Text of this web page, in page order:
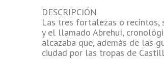
DESCRIPCIÓN
Las tres fortalezas o recintos,
y el llamado Abrehuí,
alcazaba que, además de las
ciudad por las tropas de